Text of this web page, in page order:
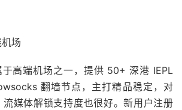
场
高端机场之一，提供 50+ 深港 IEPL
翻墙节点，主打精品稳定，对
媒体解锁支持度也很好。新用户注册